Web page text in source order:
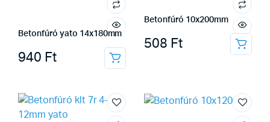
Betonfúró yato 14x180mm
940 Ft
Betonfúró 10x200mm
508 Ft